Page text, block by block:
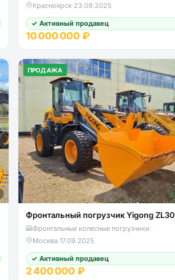
Красноярск·23.09.2025
✓ Активный продавец
10 000 000 ₽
ПРОДАЖА
Фронтальный погрузчик Yigong ZL30
Фронтальные колесные погрузчики
Москва·17.09.2025
✓ Активный продавец
2 400 000 ₽